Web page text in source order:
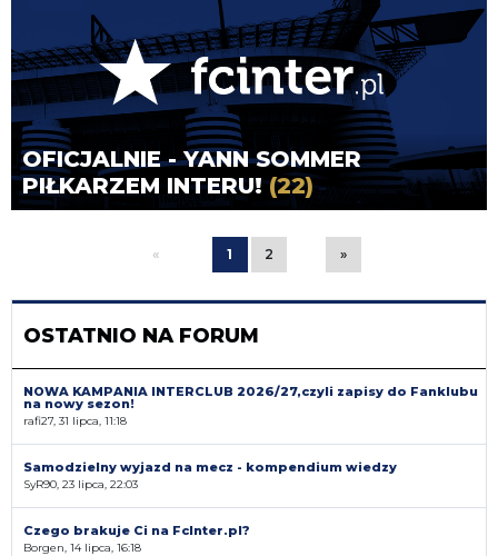
OFICJALNIE - YANN SOMMER
PIŁKARZEM INTERU!(22)
« 1 2 »
OSTATNIO NA FORUM
NOWA KAMPANIA INTERCLUB 2026/27,czyli zapisy do Fanklubu
na nowy sezon!
rafi27, 31 lipca, 11:18
Samodzielny wyjazd na mecz - kompendium wiedzy
SyR90, 23 lipca, 22:03
Czego brakuje Ci na FcInter.pl?
Borgen, 14 lipca, 16:18